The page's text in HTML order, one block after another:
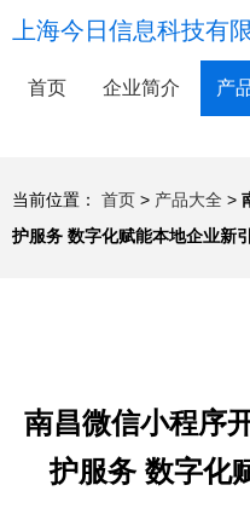
上海今日信息科技有
首页 企业简介 产
当前位置： 首页 > 产品大全 >
护服务 数字化赋能本地企业新
南昌微信小程序
护服务 数字化